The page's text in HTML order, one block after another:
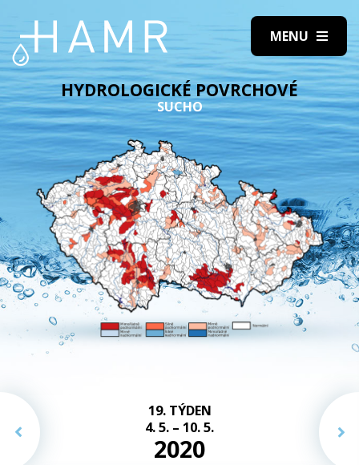
HYDROLOGICKÉ POVRCHOVÉ
SUCHO
19. TÝDEN
4. 5. – 10. 5.
2020